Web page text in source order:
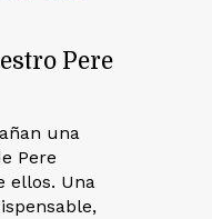
Pere
una
Pere
ellos. Una